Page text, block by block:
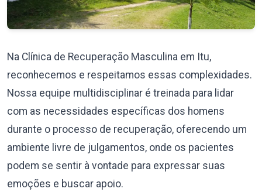
Na Clínica de Recuperação Masculina em Itu,
reconhecemos e respeitamos essas complexidades.
Nossa equipe multidisciplinar é treinada para lidar
com as necessidades específicas dos homens
durante o processo de recuperação, oferecendo um
ambiente livre de julgamentos, onde os pacientes
podem se sentir à vontade para expressar suas
emoções e buscar apoio.